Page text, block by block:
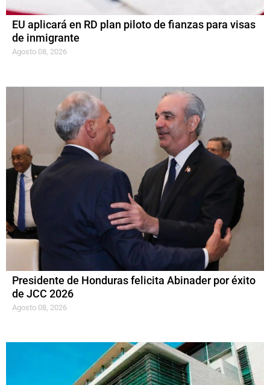
EU aplicará en RD plan piloto de fianzas para visas
de inmigrante
Agosto 08, 2026
Presidente de Honduras felicita Abinader por éxito
de JCC 2026
Agosto 08, 2026